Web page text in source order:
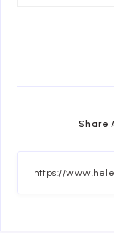
Share